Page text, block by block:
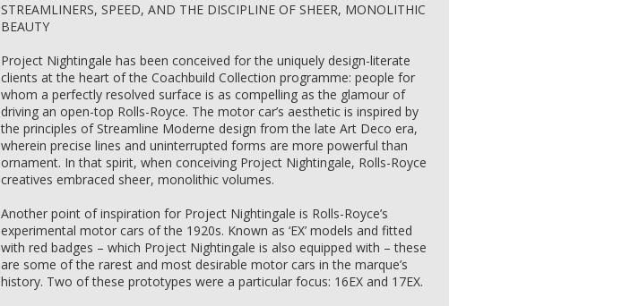
STREAMLINERS, SPEED, AND THE DISCIPLINE OF SHEER, MONOLITHIC
BEAUTY
Project Nightingale has been conceived for the uniquely design-literate
clients at the heart of the Coachbuild Collection programme: people for
whom a perfectly resolved surface is as compelling as the glamour of
driving an open-top Rolls-Royce. The motor car’s aesthetic is inspired by
the principles of Streamline Moderne design from the late Art Deco era,
wherein precise lines and uninterrupted forms are more powerful than
ornament. In that spirit, when conceiving Project Nightingale, Rolls-Royce
creatives embraced sheer, monolithic volumes.
Another point of inspiration for Project Nightingale is Rolls-Royce’s
experimental motor cars of the 1920s. Known as ‘EX’ models and fitted
with red badges – which Project Nightingale is also equipped with – these
are some of the rarest and most desirable motor cars in the marque’s
history. Two of these prototypes were a particular focus: 16EX and 17EX.